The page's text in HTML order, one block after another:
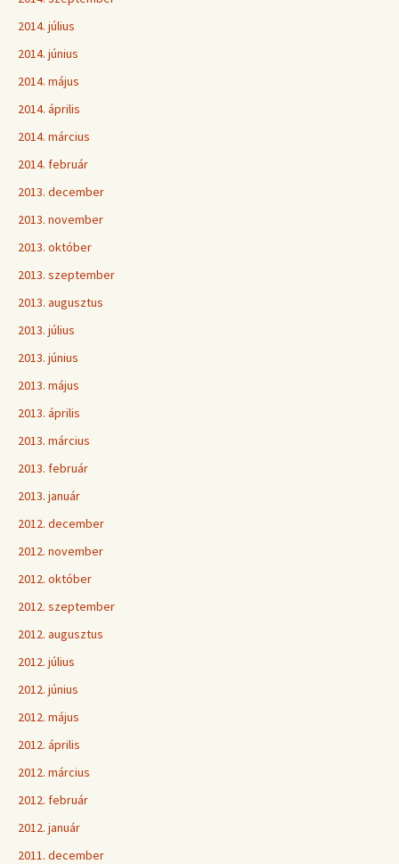
2014. július
2014. június
2014. május
2014. április
2014. március
2014. február
2013. december
2013. november
2013. október
2013. szeptember
2013. augusztus
2013. július
2013. június
2013. május
2013. április
2013. március
2013. február
2013. január
2012. december
2012. november
2012. október
2012. szeptember
2012. augusztus
2012. július
2012. június
2012. május
2012. április
2012. március
2012. február
2012. január
2011. december